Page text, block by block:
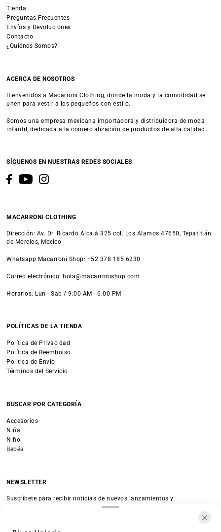
Tienda
Preguntas Frecuentes
Envíos y Devoluciones
Contacto
¿Quiénes Somos?
ACERCA DE NOSOTROS
Bienvenidos a Macarroni Clothing, donde la moda y la comodidad se
unen para vestir a los pequeños con estilo.
Somos una empresa mexicana importadora y distribuidora de moda
infantil, dedicada a la comercialización de productos de alta calidad.
SÍGUENOS EN NUESTRAS REDES SOCIALES
MACARRONI CLOTHING
Dirección: Av. Dr. Ricardo Alcalá 325 col. Los Alamos 47650, Tepatitlán
de Morelos, Mexico
Whatsapp Macarroni Shop: +52 378 185 6230
Correo electrónico: hola@macarronishop.com
Horarios: Lun - Sab / 9:00 AM - 6:00 PM
POLÍTICAS DE LA TIENDA
Política de Privacidad
Política de Reembolso
Política de Envío
Términos del Servicio
BUSCAR POR CATEGORÍA
Accesorios
Niña
Niño
Bebés
NEWSLETTER
Suscríbete para recibir noticias de nuevos lanzamientos y